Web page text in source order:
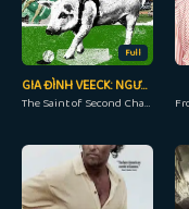
Full
GIA ĐÌNH VEECK: NGƯỜI TRAO CƠ HỘI THỨ HAI
The Saint of Second Chances (2023)